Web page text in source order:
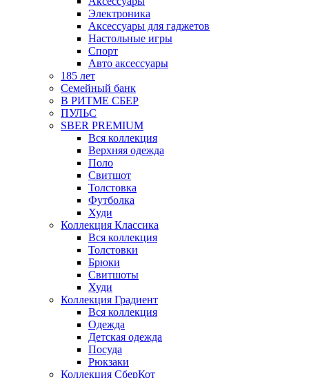
Электроника
Аксессуары для гаджетов
Настольные игры
Спорт
Авто аксессуары
185 лет
Семейный банк
В РИТМЕ СБЕР
ПУЛЬС
SBER PREMIUM
Вся коллекция
Верхняя одежда
Поло
Свитшот
Толстовка
Футболка
Худи
Коллекция Классика
Вся коллекция
Толстовки
Брюки
Свитшоты
Худи
Коллекция Градиент
Вся коллекция
Одежда
Детская одежда
Посуда
Рюкзаки
Коллекция СберКот